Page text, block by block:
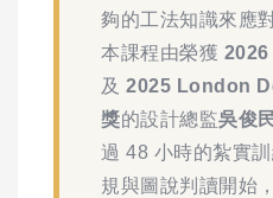
夠的工法知識來應
本課程由榮獲
及 2025 London
獎的設計總監吳俊
過 48 小時的紮實
規與圖說判讀開始